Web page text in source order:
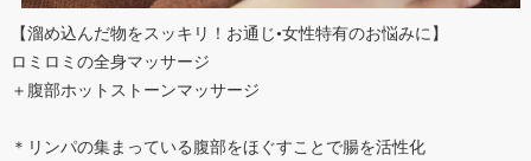
【溜め込んだ物をスッキリ！お通じ•女性特有のお悩みに】
ロミロミの全身マッサージ
＋腹部ホットストーンマッサージ
＊リンパの集まっている腹部をほぐすことで腸を活性化